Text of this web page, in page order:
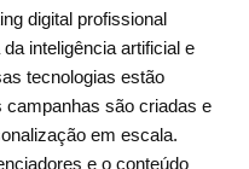
digital profissional
inteligência artificial e
tecnologias estão
campanhas são criadas e
em escala.
e o conteúdo